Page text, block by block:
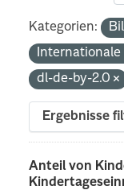
Kategorien:
dl-de-by-2.0
Ergebnisse
Anteil von